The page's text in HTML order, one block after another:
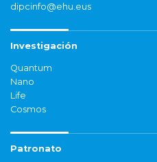
dipcinfo@ehu.eus
Investigación
Quantum
Nano
Life
Cosmos
Patronato